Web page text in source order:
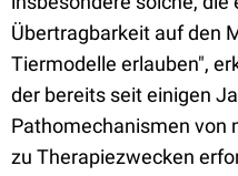
Übertragbarkeit auf den
Tiermodelle erlauben",
der bereits seit einigen
Pathomechanismen von
zu Therapiezwecken